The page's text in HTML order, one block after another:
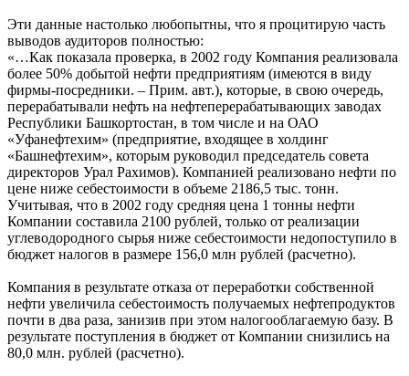
Эти данные настолько любопытны, что я процитирую часть
выводов аудиторов полностью:
«…Как показала проверка, в 2002 году Компания реализовала
более 50% добытой нефти предприятиям (имеются в виду
фирмы-посредники. – Прим. авт.), которые, в свою очередь,
перерабатывали нефть на нефтеперерабатывающих заводах
Республики Башкортостан, в том числе и на ОАО
«Уфанефтехим» (предприятие, входящее в холдинг
«Башнефтехим», которым руководил председатель совета
директоров Урал Рахимов). Компанией реализовано нефти по
цене ниже себестоимости в объеме 2186,5 тыс. тонн.
Учитывая, что в 2002 году средняя цена 1 тонны нефти
Компании составила 2100 рублей, только от реализации
углеводородного сырья ниже себестоимости недопоступило в
бюджет налогов в размере 156,0 млн рублей (расчетно).
Компания в результате отказа от переработки собственной
нефти увеличила себестоимость получаемых нефтепродуктов
почти в два раза, занизив при этом налогооблагаемую базу. В
результате поступления в бюджет от Компании снизились на
80,0 млн. рублей (расчетно).